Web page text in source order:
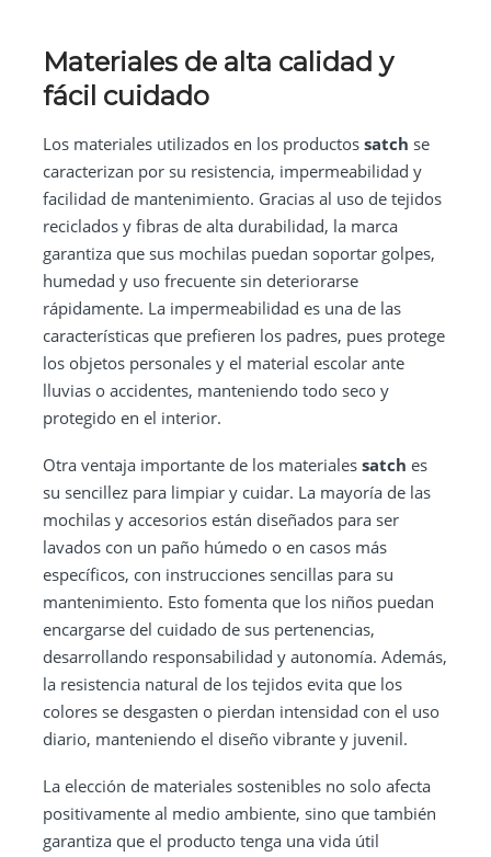
Materiales de alta calidad y
fácil cuidado
Los materiales utilizados en los productos satch se
caracterizan por su resistencia, impermeabilidad y
facilidad de mantenimiento. Gracias al uso de tejidos
reciclados y fibras de alta durabilidad, la marca
garantiza que sus mochilas puedan soportar golpes,
humedad y uso frecuente sin deteriorarse
rápidamente. La impermeabilidad es una de las
características que prefieren los padres, pues protege
los objetos personales y el material escolar ante
lluvias o accidentes, manteniendo todo seco y
protegido en el interior.
Otra ventaja importante de los materiales satch es
su sencillez para limpiar y cuidar. La mayoría de las
mochilas y accesorios están diseñados para ser
lavados con un paño húmedo o en casos más
específicos, con instrucciones sencillas para su
mantenimiento. Esto fomenta que los niños puedan
encargarse del cuidado de sus pertenencias,
desarrollando responsabilidad y autonomía. Además,
la resistencia natural de los tejidos evita que los
colores se desgasten o pierdan intensidad con el uso
diario, manteniendo el diseño vibrante y juvenil.
La elección de materiales sostenibles no solo afecta
positivamente al medio ambiente, sino que también
garantiza que el producto tenga una vida útil